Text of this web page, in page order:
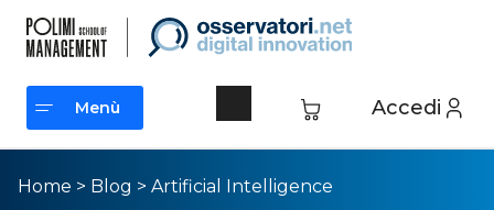
Accedi
Menù
Menù
Home > Blog > Artificial Intelligence